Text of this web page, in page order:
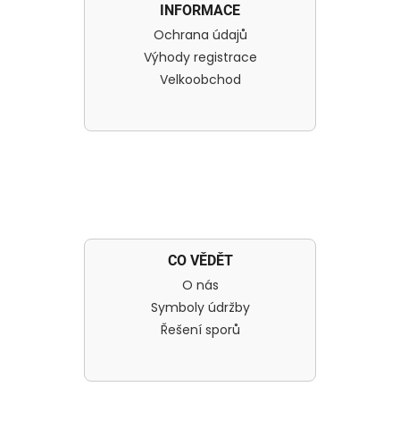
INFORMACE
Ochrana údajů
Výhody registrace
Velkoobchod
CO VĚDĚT
O nás
Symboly údržby
Řešení sporů